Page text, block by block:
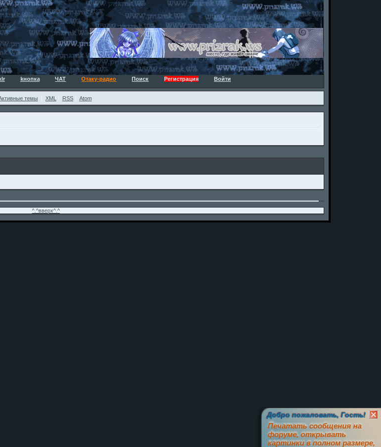
kнопка ЧАТ Отаку-радио Поиск Регистрация Войти
темы XML RSS Atom
^.^вверх^.^
Добро пожаловать, Гость!
Печатать сообщения на
форуме, открывать
картинки в полном размере,